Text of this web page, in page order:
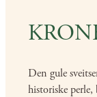
Den gule
historiske